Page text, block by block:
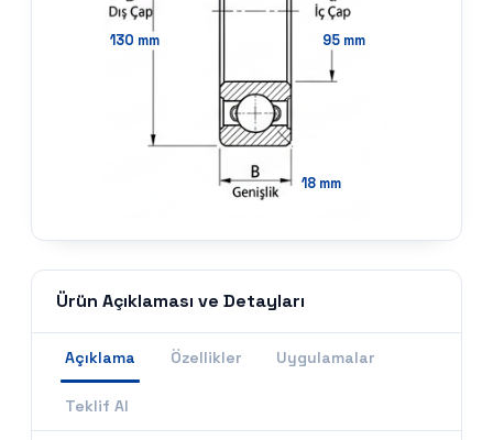
130 mm 95mm
18mm
Ürün Açıklaması ve Detayları
Açıklama Özellikler Uygulamalar
Teklif Al